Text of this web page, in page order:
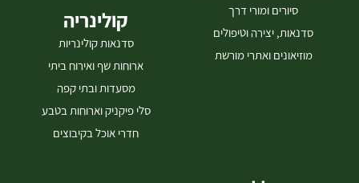
סיורים ומורי דרך
סדנאות, יצירה וטיפולים
מוזיאונים ואתרי מורשת
קולינריה
סדנאות קולינריות
ארוחות שף ואירוח ביתי
מסעדות ובתי קפה
סלי פיקניק וארוחות בטבע
חדרי אוכל בקיבוצים